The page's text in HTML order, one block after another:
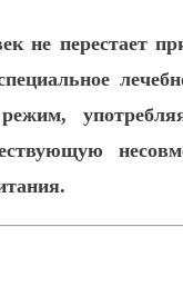
не перестает